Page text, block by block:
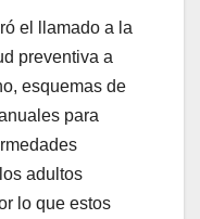
el llamado a la
preventiva a
esquemas de
para
adultos
lo que estos